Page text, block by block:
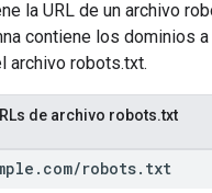
la URL de un archivo
contiene los dominios
archivo robots.txt.
de archivo robots.txt
. com/robots. txt